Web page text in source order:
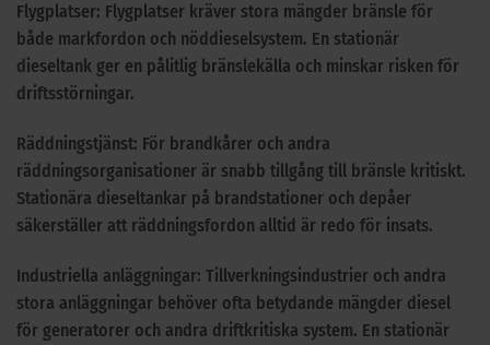
Flygplatser: Flygplatser kräver stora mängder bränsle för
både markfordon och nöddieselsystem. En stationär
dieseltank ger en pålitlig bränslekälla och minskar risken för
driftsstörningar.
Räddningstjänst: För brandkårer och andra
räddningsorganisationer är snabb tillgång till bränsle kritiskt.
Stationära dieseltankar på brandstationer och depåer
säkerställer att räddningsfordon alltid är redo för insats.
Industriella anläggningar: Tillverkningsindustrier och andra
stora anläggningar behöver ofta betydande mängder diesel
för generatorer och andra driftkritiska system. En stationär